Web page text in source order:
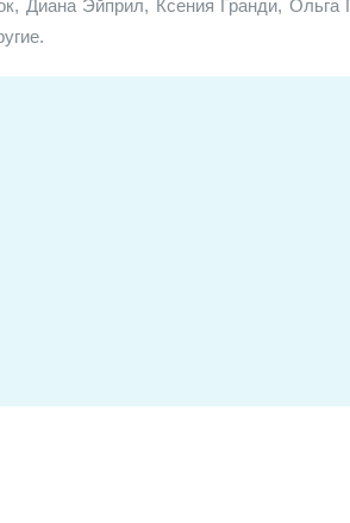
Диана Эйприл, Ксения Гранди,